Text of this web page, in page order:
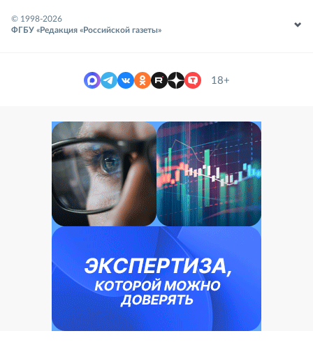
© 1998-2026
ФГБУ «Редакция «Российской газеты»
18+